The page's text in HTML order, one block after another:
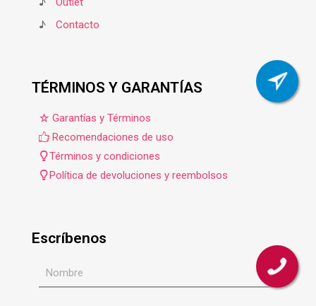
♪
Contacto
TÉRMINOS Y GARANTÍAS
Garantías y Términos
Recomendaciones de uso
Términos y condiciones
Política de devoluciones y reembolsos
Escríbenos